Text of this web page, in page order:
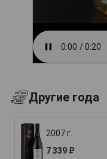
Другие года
2007 г.
7 339 ₽